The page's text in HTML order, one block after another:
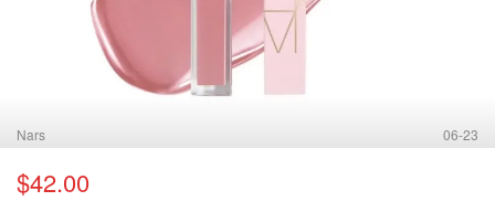
Nars 06-23
$42.00